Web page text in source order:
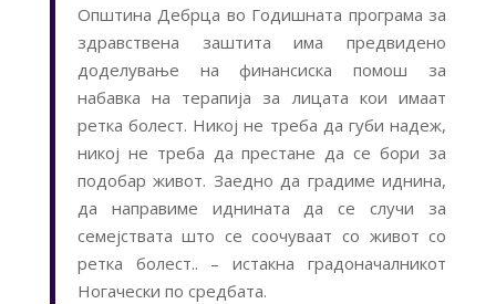
Општина Дебрца во Годишната програма за
здравствена заштита има предвидено
доделување на финансиска помош за
набавка на терапија за лицата кои имаат
ретка болест. Никој не треба да губи надеж,
никој не треба да престане да се бори за
подобар живот. Заедно да градиме иднина,
да направиме иднината да се случи за
семејствата што се соочуваат со живот со
ретка болест.. – истакна градоначалникот
Ногачески по средбата.